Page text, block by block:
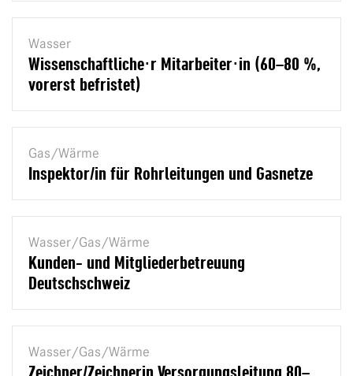
Wasser
Wissenschaftliche⋅r Mitarbeiter⋅in (60–80 %,
vorerst befristet)
Gas/Wärme
Inspektor/in für Rohrleitungen und Gasnetze
Wasser/Gas/Wärme
Kunden- und Mitgliederbetreuung
Deutschschweiz
Wasser/Gas/Wärme